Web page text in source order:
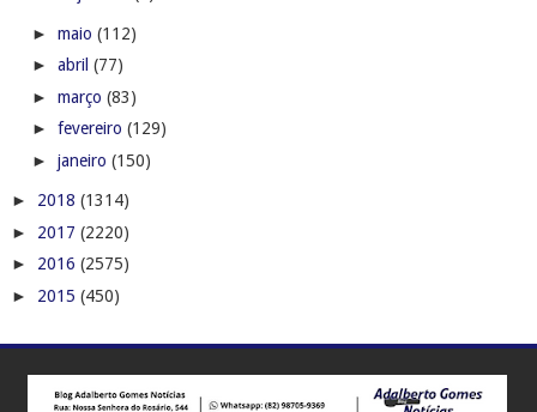
► maio (112)
► abril (77)
► março (83)
► fevereiro (129)
► janeiro (150)
► 2018 (1314)
► 2017 (2220)
► 2016 (2575)
► 2015 (450)